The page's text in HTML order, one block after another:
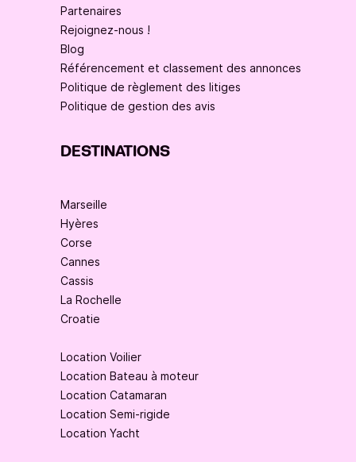
Partenaires
Rejoignez-nous !
Blog
Référencement et classement des annonces
Politique de règlement des litiges
Politique de gestion des avis
DESTINATIONS
Marseille
Hyères
Corse
Cannes
Cassis
La Rochelle
Croatie
Location Voilier
Location Bateau à moteur
Location Catamaran
Location Semi-rigide
Location Yacht